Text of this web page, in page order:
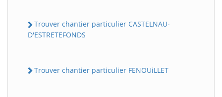
Trouver chantier particulier CASTELNAU-
D'ESTRETEFONDS
Trouver chantier particulier FENOUiLLET